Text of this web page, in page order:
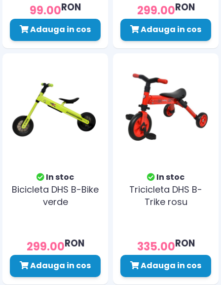
99.00RON
Adauga in cos
299.00RON
Adauga in cos
In stoc
Bicicleta DHS B-Bike
verde
299.00RON
Adauga in cos
In stoc
Tricicleta DHS B-
Trike rosu
335.00RON
Adauga in cos